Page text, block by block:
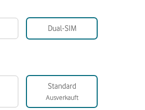
Dual-SIM
Standard
Ausverkauft